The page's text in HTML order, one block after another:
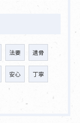
法要 遺骨
安心 丁寧